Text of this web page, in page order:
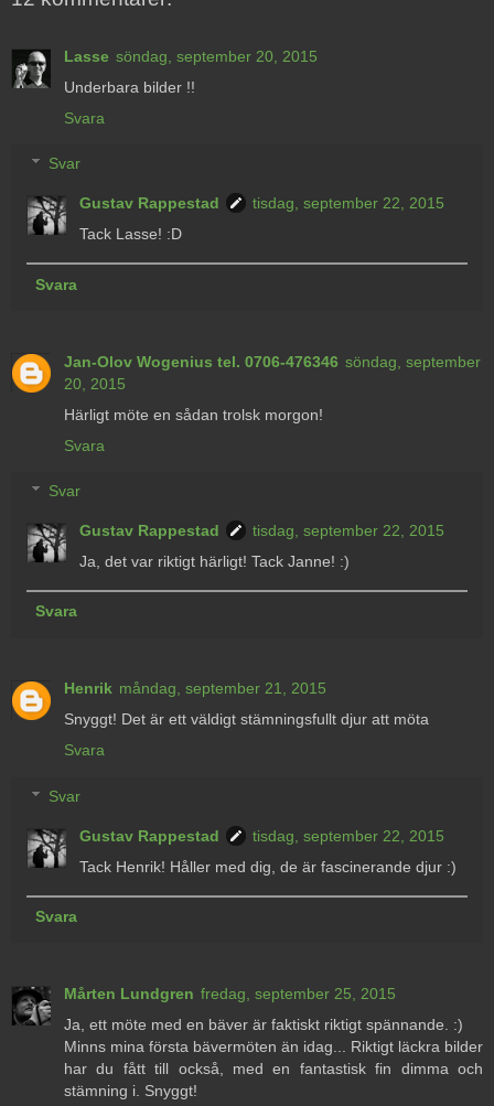
Lasse söndag, september 20, 2015
Underbara bilder !!
Svara
Svar
Gustav Rappestad
tisdag, september 22, 2015
Tack Lasse! :D
Svara
Jan-Olov Wogenius tel. 0706-476346 söndag, september
20, 2015
Härligt möte en sådan trolsk morgon!
Svara
Svar
Gustav Rappestad
tisdag, september 22, 2015
Ja, det var riktigt härligt! Tack Janne! :)
Svara
Henrik måndag, september 21, 2015
Snyggt! Det är ett väldigt stämningsfullt djur att möta
Svara
Svar
Gustav Rappestad
tisdag, september 22, 2015
Tack Henrik! Håller med dig, de är fascinerande djur :)
Svara
Mårten Lundgren fredag, september 25, 2015
Ja, ett möte med en bäver är faktiskt riktigt spännande. :)
Minns mina första bävermöten än idag... Riktigt läckra bilder
har du fått till också, med en fantastisk fin dimma och
stämning i. Snyggt!